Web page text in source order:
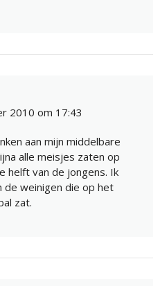
2010 om 17:43
aan mijn middelbare
alle meisjes zaten op
helft van de jongens. Ik
de weinigen die op het
zat.